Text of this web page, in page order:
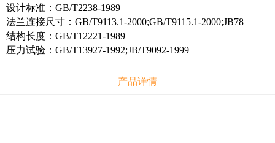
设计标准：GB/T2238-1989
法兰连接尺寸：GB/T9113.1-2000;GB/T9115.1-2000;JB78
结构长度：GB/T12221-1989
压力试验：GB/T13927-1992;JB/T9092-1999
产品详情